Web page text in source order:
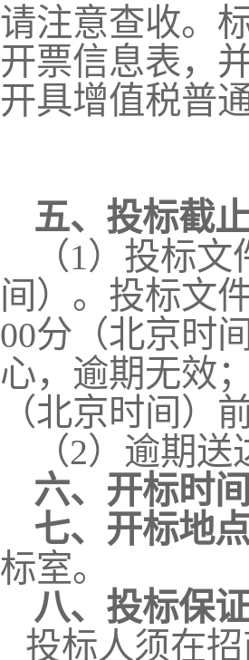
请注意查收。
开票信息表，
开具增值税普
五、投标截
（1）投标文
间）。投标文
00分（北京时
心，逾期无效
（北京时间）
（2）逾期送
六、开标时间
七、开标地点
标室。
八、投标保
投标人须在